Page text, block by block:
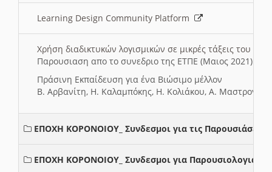
Learning Design Community Platform
Χρήση διαδικτυκών λογισμικών σε μικρές τάξεις του
Παρουσιαση απο το συνεδριο της ΕΤΠΕ (Μαιος 2021)
Πράσινη Εκπαίδευση για ένα Βιώσιμο μέλλον
Β. Αρβανίτη, Η. Καλαμπόκης, Η. Κολιάκου, Α.
ΕΠΟΧΗ ΚΟΡΟΝΟΙΟΥ_ Συνδεσμοι για τις Παρουσιάσεις
ΕΠΟΧΗ ΚΟΡΟΝΟΙΟΥ_ Συνδεσμοι για Παρουσιολογια